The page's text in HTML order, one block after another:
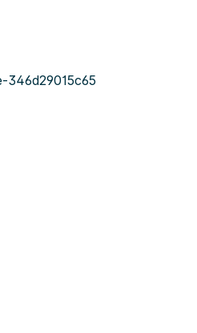
346d29015c65